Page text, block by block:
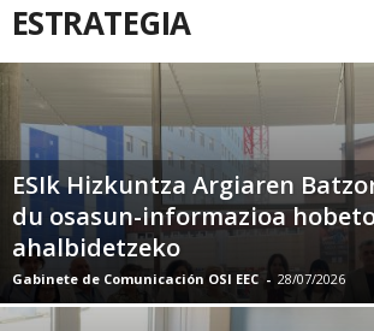
ESTRATEGIA
ESIk Hizkuntza Argiaren
du osasun-informazioa
ahalbidetzeko
Gabinete de Comunicación OSI EEC - 28/07/2026